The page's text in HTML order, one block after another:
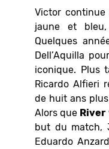
Victor continue
jaune et
Quelques
Dell’Aquilla
iconique. Plus
Ricardo Alfieri
de huit ans
Alors que River
but du match,
Eduardo